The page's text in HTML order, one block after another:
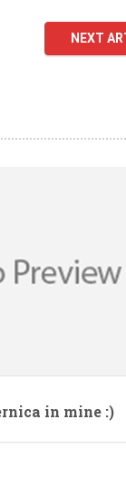
NEXT
in mine :)